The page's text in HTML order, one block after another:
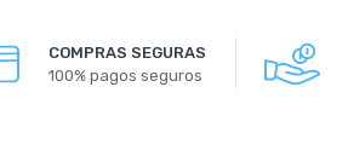
COMPRAS SEGURAS
100% pagos seguros